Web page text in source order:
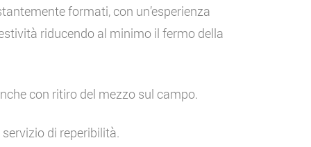
formati, con un’esperienza
riducendo al minimo il fermo della
con ritiro del mezzo sul campo.
di reperibilità.